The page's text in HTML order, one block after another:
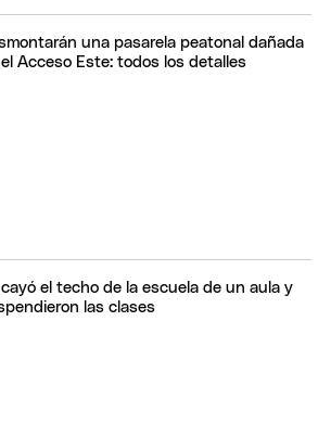
una pasarela peatonal dañada
Acceso Este: todos los detalles
cayó el techo de la escuela de un aula y
las clases